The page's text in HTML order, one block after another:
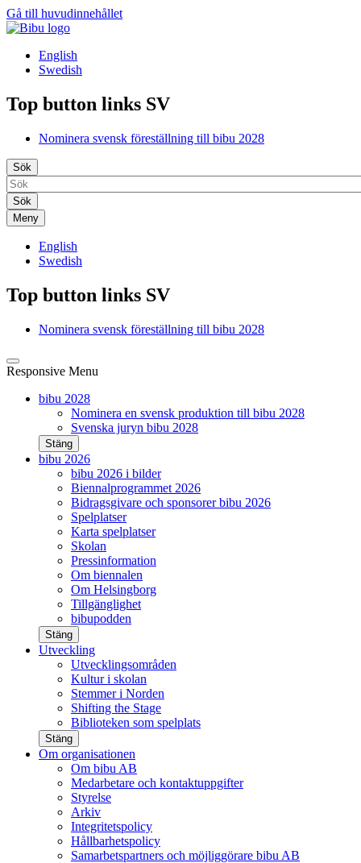
Gå till huvudinnehållet
English
Swedish
Top button links SV
Nominera svensk föreställning till bibu 2028
Sök
Meny
English
Swedish
Top button links SV
Nominera svensk föreställning till bibu 2028
Responsive Menu
bibu 2028
Nominera en svensk produktion till bibu 2028
Svenska juryn bibu 2028
Stäng
bibu 2026
bibu 2026 i bilder
Biennalprogrammet 2026
Bidragsgivare och sponsorer bibu 2026
Spelplatser
Karta spelplatser
Skolan
Pressinformation
Om biennalen
Om Helsingborg
Tillgänglighet
bibupodden
Stäng
Utveckling
Utvecklingsområden
Kultur i skolan
Stemmer i Norden
Shifting the Stage
Biblioteken som spelplats
Stäng
Om organisationen
Om bibu AB
Medarbetare och kontaktuppgifter
Styrelse
Arkiv
Integritetspolicy
Hållbarhetspolicy
Samarbetspartners och möjliggörare bibu AB